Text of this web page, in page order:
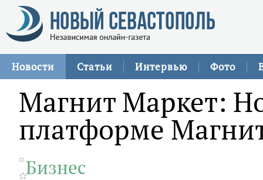
Новости Статьи Интервью Фото
Магнит Маркет:
платформе
Бизнес